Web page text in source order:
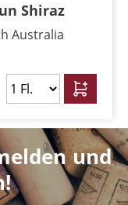
Shiraz
Australia
und